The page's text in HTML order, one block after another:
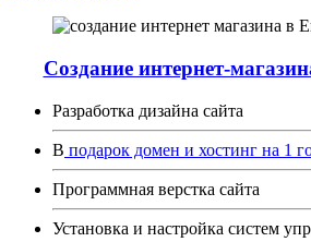
Создание интернет-
Разработка дизайна сайта
В подарок домен и хостинг на 1
Программная верстка сайта
Установка и настройка систем